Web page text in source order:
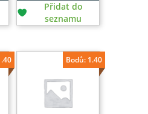
Přidat do
seznamu
Bodů: 1.40